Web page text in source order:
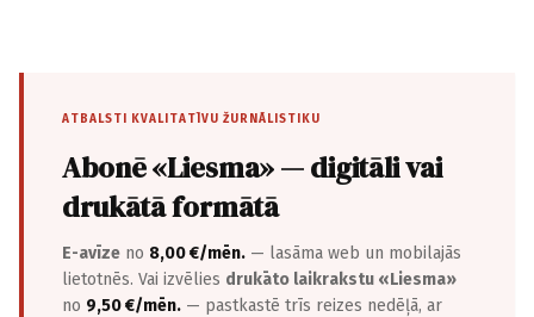
ATBALSTI KVALITATĪVU ŽURNĀLISTIKU
Abonē «Liesma» — digitāli vai
drukātā formātā
E-avīze no 8,00 €/mēn. — lasāma web un mobilajās
lietotnēs. Vai izvēlies drukāto laikrakstu «Liesma»
no 9,50 €/mēn. — pastkastē trīs reizes nedēļā, ar